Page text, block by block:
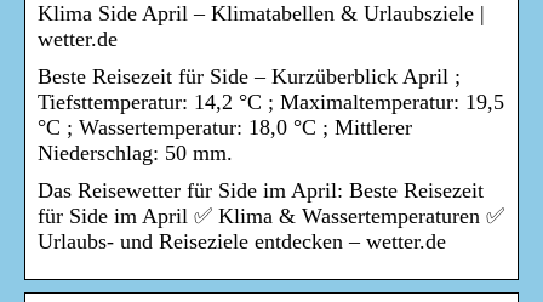
Klima Side April – Klimatabellen & Urlaubsziele |
wetter.de
Beste Reisezeit für Side – Kurzüberblick April ;
Tiefsttemperatur: 14,2 °C ; Maximaltemperatur: 19,5
°C ; Wassertemperatur: 18,0 °C ; Mittlerer
Niederschlag: 50 mm.
Das Reisewetter für Side im April: Beste Reisezeit
für Side im April ✅ Klima & Wassertemperaturen ✅
Urlaubs- und Reiseziele entdecken – wetter.de